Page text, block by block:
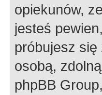
opiekunów,
jesteś
próbujesz
osobą,
phpBB